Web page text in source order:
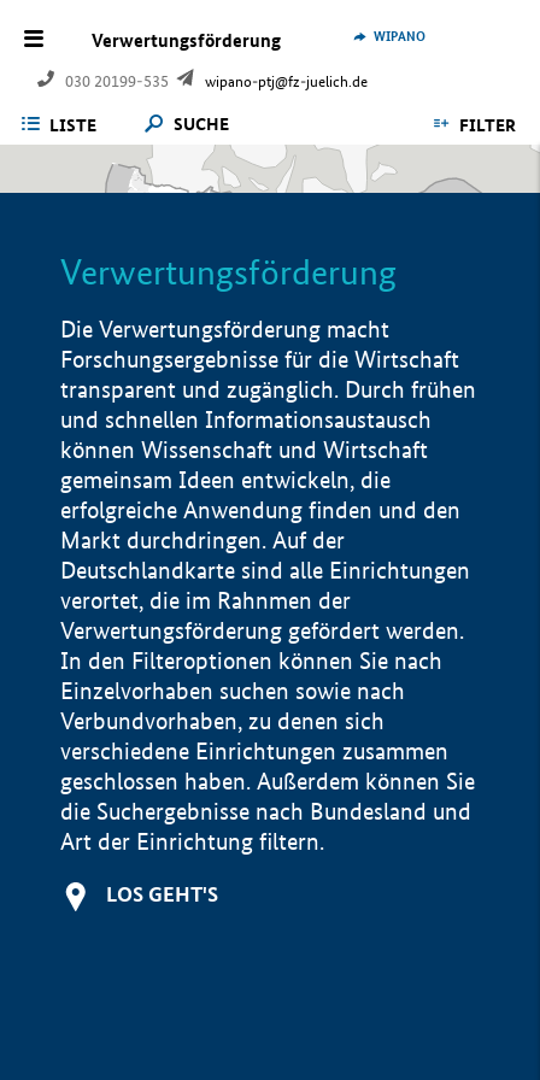
Verwertungsförderung
030 20199-535 wipano-ptj@fz-juelich.de
WIPANO
LISTE SUCHE FILTER
Verwertungsförderung
Die Verwertungsförderung macht
Forschungsergebnisse für die Wirtschaft
transparent und zugänglich. Durch frühen
und schnellen Informationsaustausch
können Wissenschaft und Wirtschaft
gemeinsam Ideen entwickeln, die
erfolgreiche Anwendung finden und den
Markt durchdringen. Auf der
Deutschlandkarte sind alle Einrichtungen
verortet, die im Rahnmen der
Verwertungsförderung gefördert werden.
In den Filteroptionen können Sie nach
Einzelvorhaben suchen sowie nach
Verbundvorhaben, zu denen sich
verschiedene Einrichtungen zusammen
geschlossen haben. Außerdem können Sie
die Suchergebnisse nach Bundesland und
Art der Einrichtung filtern.
LOS GEHT'S